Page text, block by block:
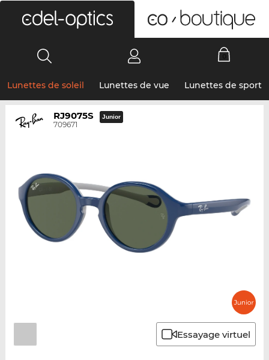
Lunettes de soleil Lunettes de vue Lunettes de sport
RJ9075S
709671
Junior
Essayage virtuel